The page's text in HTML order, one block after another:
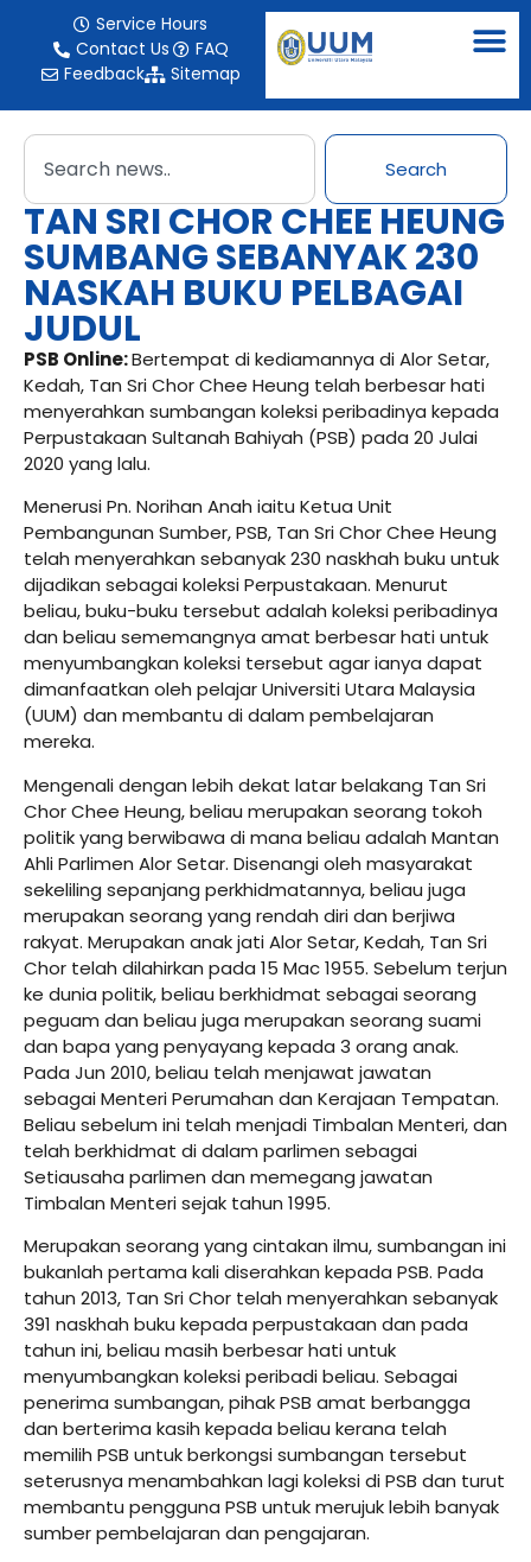
Service Hours
Contact Us
FAQ
Feedback
Sitemap
Search
TAN SRI CHOR CHEE HEUNG
SUMBANG SEBANYAK 230
NASKAH BUKU PELBAGAI
JUDUL
PSB Online:Bertempat di kediamannya di Alor Setar,
Kedah, Tan Sri Chor Chee Heung telah berbesar hati
menyerahkan sumbangan koleksi peribadinya kepada
Perpustakaan Sultanah Bahiyah (PSB) pada 20 Julai
2020 yang lalu.
Menerusi Pn. Norihan Anah iaitu Ketua Unit
Pembangunan Sumber, PSB, Tan Sri Chor Chee Heung
telah menyerahkan sebanyak 230 naskhah buku untuk
dijadikan sebagai koleksi Perpustakaan. Menurut
beliau, buku-buku tersebut adalah koleksi peribadinya
dan beliau sememangnya amat berbesar hati untuk
menyumbangkan koleksi tersebut agar ianya dapat
dimanfaatkan oleh pelajar Universiti Utara Malaysia
(UUM) dan membantu di dalam pembelajaran
mereka.
Mengenali dengan lebih dekat latar belakang Tan Sri
Chor Chee Heung, beliau merupakan seorang tokoh
politik yang berwibawa di mana beliau adalah Mantan
Ahli Parlimen Alor Setar. Disenangi oleh masyarakat
sekeliling sepanjang perkhidmatannya, beliau juga
merupakan seorang yang rendah diri dan berjiwa
rakyat. Merupakan anak jati Alor Setar, Kedah, Tan Sri
Chor telah dilahirkan pada 15 Mac 1955. Sebelum terjun
ke dunia politik, beliau berkhidmat sebagai seorang
peguam dan beliau juga merupakan seorang suami
dan bapa yang penyayang kepada 3 orang anak.
Pada Jun 2010, beliau telah menjawat jawatan
sebagai Menteri Perumahan dan Kerajaan Tempatan.
Beliau sebelum ini telah menjadi Timbalan Menteri, dan
telah berkhidmat di dalam parlimen sebagai
Setiausaha parlimen dan memegang jawatan
Timbalan Menteri sejak tahun 1995.
Merupakan seorang yang cintakan ilmu, sumbangan ini
bukanlah pertama kali diserahkan kepada PSB. Pada
tahun 2013, Tan Sri Chor telah menyerahkan sebanyak
391 naskhah buku kepada perpustakaan dan pada
tahun ini, beliau masih berbesar hati untuk
menyumbangkan koleksi peribadi beliau. Sebagai
penerima sumbangan, pihak PSB amat berbangga
dan berterima kasih kepada beliau kerana telah
memilih PSB untuk berkongsi sumbangan tersebut
seterusnya menambahkan lagi koleksi di PSB dan turut
membantu pengguna PSB untuk merujuk lebih banyak
sumber pembelajaran dan pengajaran.